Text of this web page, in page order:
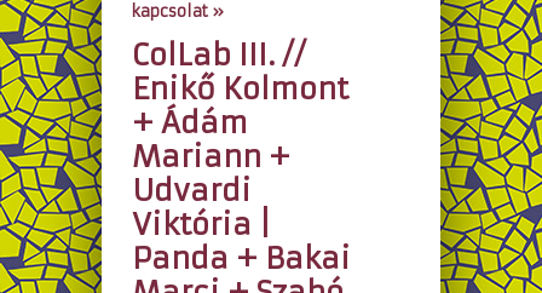
kapcsolat »
go to...
ColLab III. //
Enikő Kolmont
+ Ádám
Mariann +
Udvardi
Viktória |
Panda + Bakai